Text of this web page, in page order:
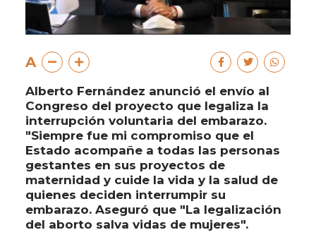
A
Alberto Fernández anunció el envío al
Congreso del proyecto que legaliza la
interrupción voluntaria del embarazo.
"Siempre fue mi compromiso que el
Estado acompañe a todas las personas
gestantes en sus proyectos de
maternidad y cuide la vida y la salud de
quienes deciden interrumpir su
embarazo. Aseguró que "La legalización
del aborto salva vidas de mujeres".